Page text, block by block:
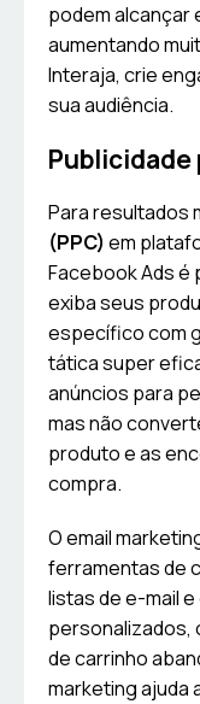
podem alcançar
aumentando
Interaja, crie
sua audiência.
Publicidade
Para resultados
(PPC) em
Facebook Ads é
exiba seus
específico com
tática super
anúncios para
mas não
produto e as
compra.
O email
ferramentas de
listas de e-mail
personalizados,
de carrinho
marketing ajuda